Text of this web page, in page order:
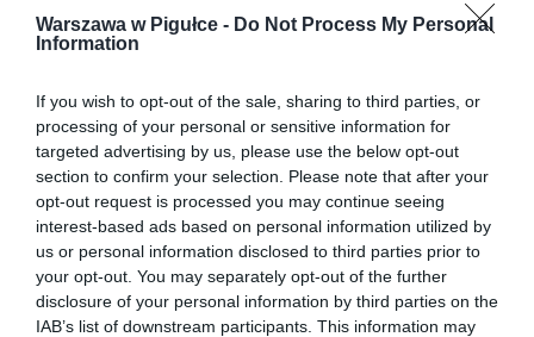
Warszawa w Pigułce - Do Not Process My Personal
Information
If you wish to opt-out of the sale, sharing to third parties, or
processing of your personal or sensitive information for
targeted advertising by us, please use the below opt-out
section to confirm your selection. Please note that after your
opt-out request is processed you may continue seeing
interest-based ads based on personal information utilized by
us or personal information disclosed to third parties prior to
your opt-out. You may separately opt-out of the further
disclosure of your personal information by third parties on the
IAB’s list of downstream participants. This information may